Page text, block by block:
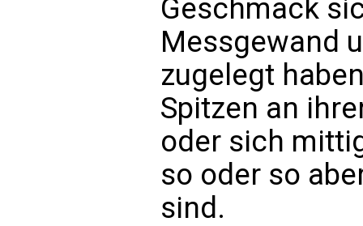
Geschmack
Messgewand
zugelegt
Spitzen an
oder sich
so oder so
sind.